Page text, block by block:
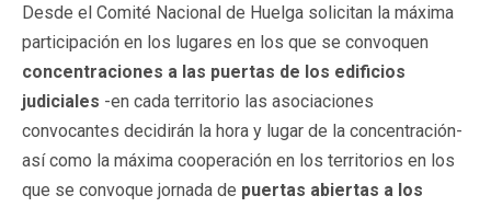
Desde el Comité Nacional de Huelga solicitan la máxima
participación en los lugares en los que se convoquen
concentraciones a las puertas de los edificios
judiciales -en cada territorio las asociaciones
convocantes decidirán la hora y lugar de la concentración-
así como la máxima cooperación en los territorios en los
que se convoque jornada de puertas abiertas a los